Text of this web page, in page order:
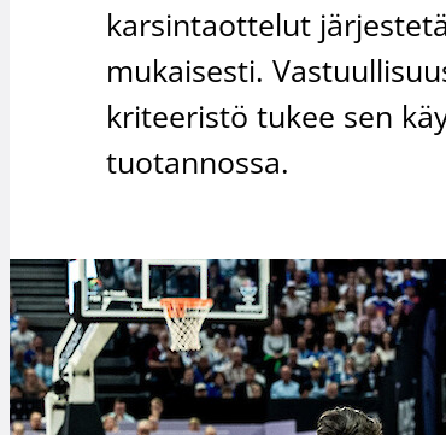
karsintaottelut
mukaisesti.
kriteeristö tukee sen
tuotannossa.